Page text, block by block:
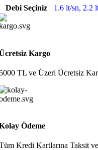
Debi Seçiniz 1.6 lt/sn, 2.2
Kargo
TL ve Üzeri Ücretsiz
Ödeme
Kredi Kartlarına Taksit